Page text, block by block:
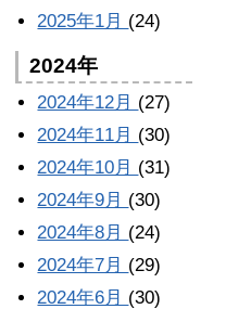
2025年1月 (24)
2024年
2024年12月 (27)
2024年11月 (30)
2024年10月 (31)
2024年9月 (30)
2024年8月 (24)
2024年7月 (29)
2024年6月 (30)